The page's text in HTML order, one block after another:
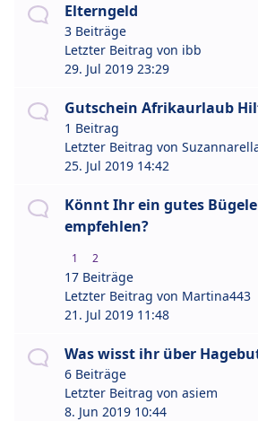
Elterngeld
3 Beiträge
Letzter Beitrag von ibb
29. Jul 2019 23:29
Gutschein Afrikaurlaub
1 Beitrag
Letzter Beitrag von
25. Jul 2019 14:42
Könnt Ihr ein gutes
empfehlen?
1 2
17 Beiträge
Letzter Beitrag von Martina443
21. Jul 2019 11:48
Was wisst ihr über
6 Beiträge
Letzter Beitrag von asiem
8. Jun 2019 10:44